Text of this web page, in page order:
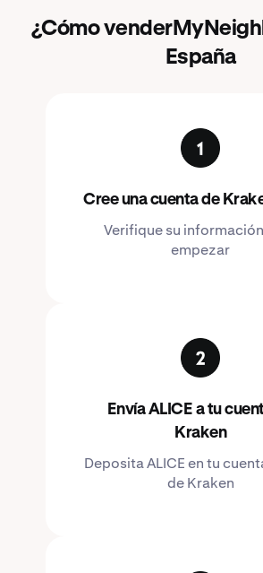
¿Cómo
España
Cree una cuenta de
Verifique su
empezar
Envía ALICE a tu
Kraken
Deposita ALICE en tu
de Kraken